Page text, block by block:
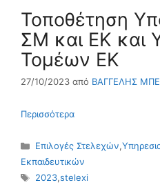
Τοποθέτηση
ΣΜ και ΕΚ και
Τομέων ΕΚ
27/10/2023 από ΒΑΓΓΕΛΗΣ
Περισσότερα
Κατηγορίες
Επιλογές Στελεχών,
Εκπαιδευτικών
Ετικέτες
2023,stelexi